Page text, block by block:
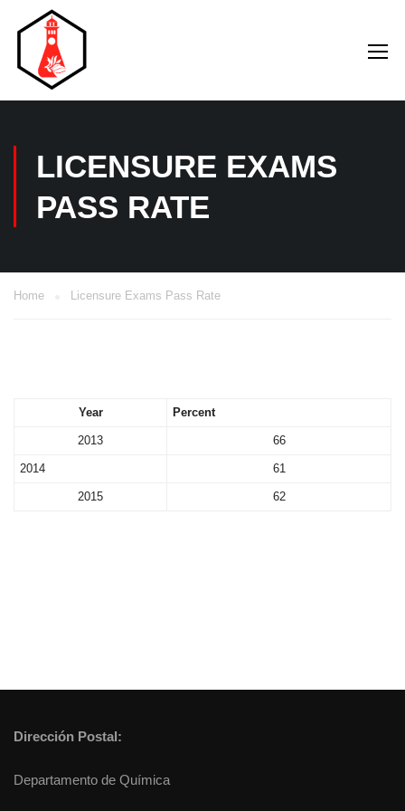
LICENSURE EXAMS
PASS RATE
Home Licensure Exams Pass Rate
Year Percent
2013 66
2014 61
2015 62
Dirección Postal:
Departamento de Química